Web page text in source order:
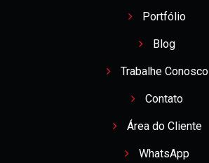
Portfólio
Blog
Trabalhe Conosco
Contato
Área do Cliente
WhatsApp